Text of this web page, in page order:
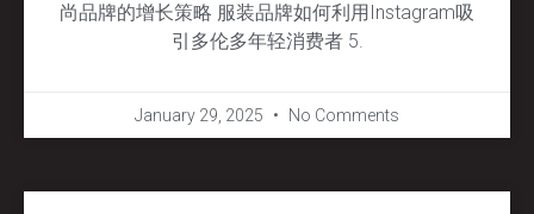
尚品牌的增长策略 服装品牌如何利用Instagram吸
引多伦多年轻消费者 5.
January 29, 2025 No Comments